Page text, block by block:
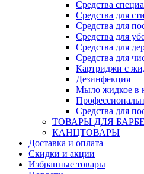
Средства
Средства для
Средства для
Средства для
Средства для
Средства для
Картриджи с
Дезинфекция
Мыло жидкое в
Средства для
ТОВАРЫ ДЛЯ
КАНЦТОВАРЫ
Доставка и оплата
Скидки и акции
Избранные товары